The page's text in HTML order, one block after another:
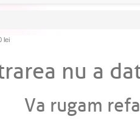
lei
nu a
Va rugam